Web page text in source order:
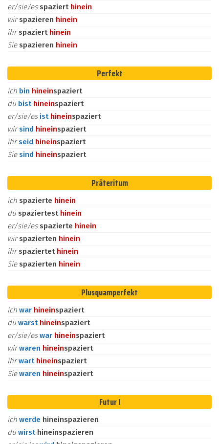
er/sie/es spaziert hinein
wirspazieren hinein
ihrspaziert hinein
Sie spazieren hinein
Perfekt
ich bin hineinspaziert
du bist hineinspaziert
er/sie/es ist hineinspaziert
wirsind hineinspaziert
ihrseid hineinspaziert
Siesind hineinspaziert
Präteritum
ich spazierte hinein
du spaziertest hinein
er/sie/es spazierte hinein
wirspazierten hinein
ihrspaziertet hinein
Sie spazierten hinein
Plusquamperfekt
ich war hineinspaziert
du warst hineinspaziert
er/sie/eswar hineinspaziert
wirwaren hineinspaziert
ihrwart hineinspaziert
Siewaren hineinspaziert
Futur I
ich werde hineinspazieren
du wirst hineinspazieren